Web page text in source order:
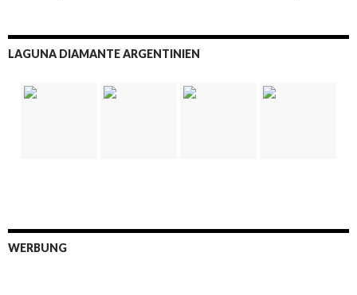
LAGUNA DIAMANTE ARGENTINIEN
WERBUNG